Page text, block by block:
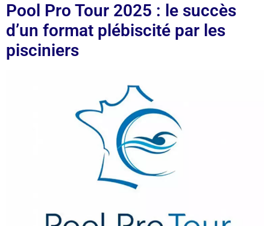
Pool Pro Tour 2025 : le succès
d’un format plébiscité par les
pisciniers